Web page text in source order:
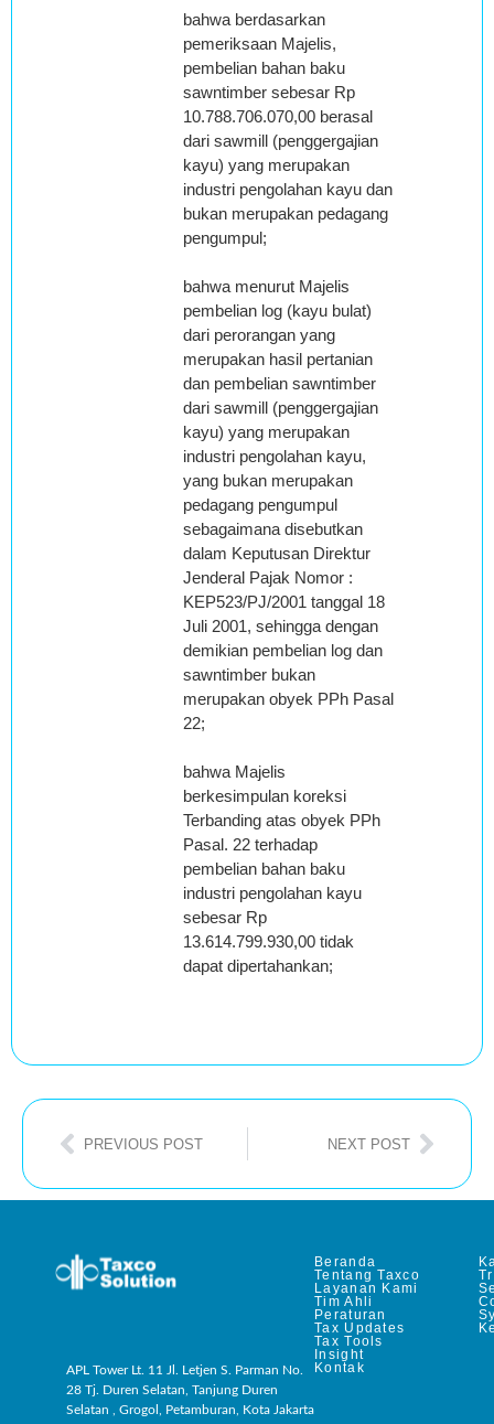
bahwa berdasarkan
pemeriksaan Majelis,
pembelian bahan baku
sawntimber sebesar Rp
10.788.706.070,00 berasal
dari sawmill (penggergajian
kayu) yang merupakan
industri pengolahan kayu dan
bukan merupakan pedagang
pengumpul;
bahwa menurut Majelis
pembelian log (kayu bulat)
dari perorangan yang
merupakan hasil pertanian
dan pembelian sawntimber
dari sawmill (penggergajian
kayu) yang merupakan
industri pengolahan kayu,
yang bukan merupakan
pedagang pengumpul
sebagaimana disebutkan
dalam Keputusan Direktur
Jenderal Pajak Nomor :
KEP523/PJ/2001 tanggal 18
Juli 2001, sehingga dengan
demikian pembelian log dan
sawntimber bukan
merupakan obyek PPh Pasal
22;
bahwa Majelis
berkesimpulan koreksi
Terbanding atas obyek PPh
Pasal. 22 terhadap
pembelian bahan baku
industri pengolahan kayu
sebesar Rp
13.614.799.930,00 tidak
dapat dipertahankan;
PREVIOUS POST NEXT POST
APL Tower Lt. 11 Jl. Letjen S. Parman No.
28 Tj. Duren Selatan, Tanjung Duren
Selatan , Grogol, Petamburan, Kota Jakarta
Beranda
Tentang Taxco
Layanan Kami
Tim Ahli
Peraturan
Tax Updates
Tax Tools
Insight
Kontak